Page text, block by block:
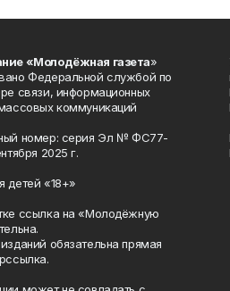
«Молодёжная газета»
Федеральной службой по
связи, информационных
коммуникаций
номер: серия Эл № ФС77-
2025 г.
детей «18+»
ссылка на «Молодёжную
обязательна прямая